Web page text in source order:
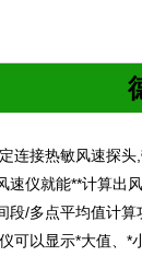
定连接热敏风速探头
速仪就能**计算出
段/多点平均值计算
可以显示*大值、 *